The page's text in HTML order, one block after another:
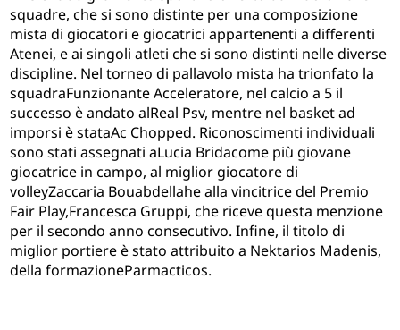
squadre, che si sono distinte per una composizione
mista di giocatori e giocatrici appartenenti a differenti
Atenei, e ai singoli atleti che si sono distinti nelle diverse
discipline. Nel torneo di pallavolo mista ha trionfato la
squadraFunzionante Acceleratore, nel calcio a 5 il
successo è andato alReal Psv, mentre nel basket ad
imporsi è stataAc Chopped. Riconoscimenti individuali
sono stati assegnati aLucia Bridacome più giovane
giocatrice in campo, al miglior giocatore di
volleyZaccaria Bouabdellahe alla vincitrice del Premio
Fair Play,Francesca Gruppi, che riceve questa menzione
per il secondo anno consecutivo. Infine, il titolo di
miglior portiere è stato attribuito a Nektarios Madenis,
della formazioneParmacticos.